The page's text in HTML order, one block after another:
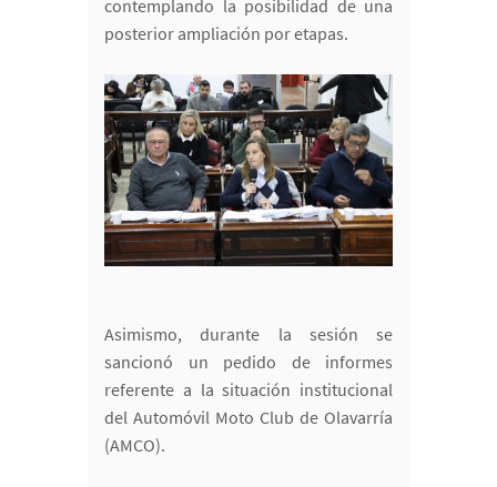
contemplando la posibilidad de una
posterior ampliación por etapas.
Asimismo, durante la sesión se
sancionó un pedido de informes
referente a la situación institucional
del Automóvil Moto Club de Olavarría
(AMCO).